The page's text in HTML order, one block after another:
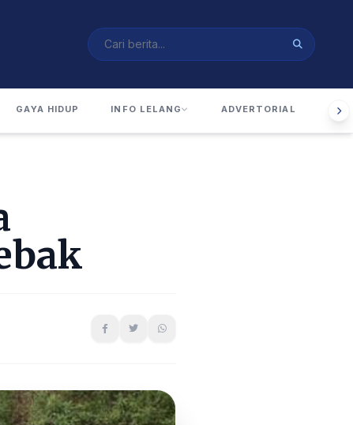
GAYA HIDUP INFO LELANG ADVERTORIAL